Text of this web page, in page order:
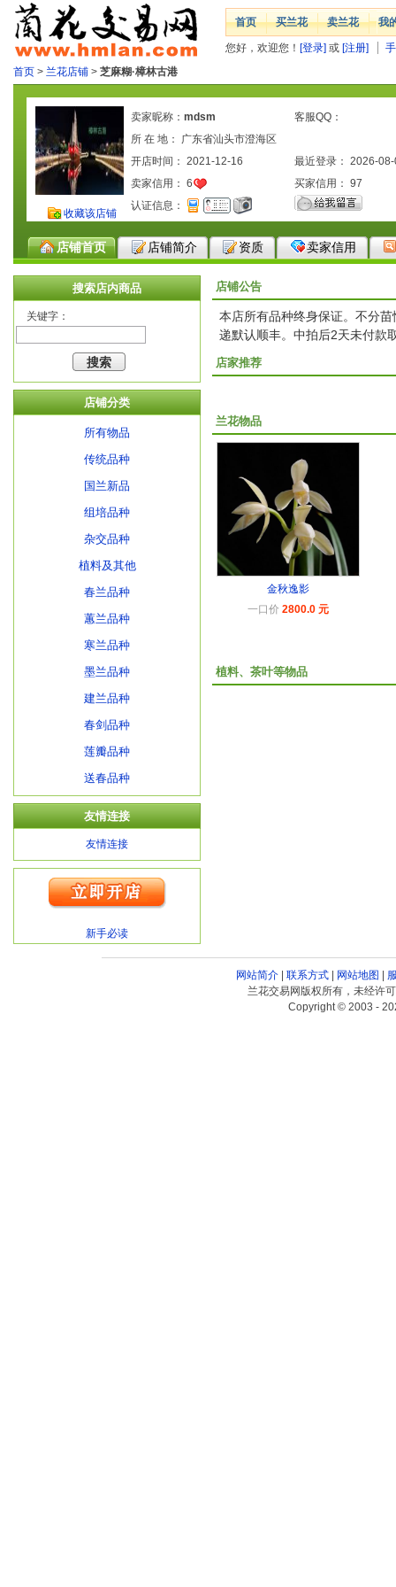
首页 买兰花 卖兰花 我
您好，欢迎您！ [登录] 或 [注册]
首页 > 兰花店铺 > 芝麻糊·樟林古港
收藏该店铺
卖家昵称： mdsm
客服QQ：
所 在 地： 广东省汕头市澄海区
开店时间： 2021-12-16
最近登录： 2026-
卖家信用： 6 买家信用： 97
认证信息：
店铺首页 店铺简介 资质 卖家信用
搜索店内商品
关键字：
店铺分类
所有物品
传统品种
国兰新品
组培品种
杂交品种
植料及其他
春兰品种
蕙兰品种
寒兰品种
墨兰品种
建兰品种
春剑品种
莲瓣品种
送春品种
友情连接
友情连接
新手必读
店铺公告
本店所有品种终身保证。不分
递默认顺丰。中拍后2天未付款
店家推荐
兰花物品
金秋逸影
一口价 2800.0 元
植料、茶叶等物品
网站简介| 联系方式| 网站地图 |
兰花交易网版权所有，未经许
Copyright © 2003 -